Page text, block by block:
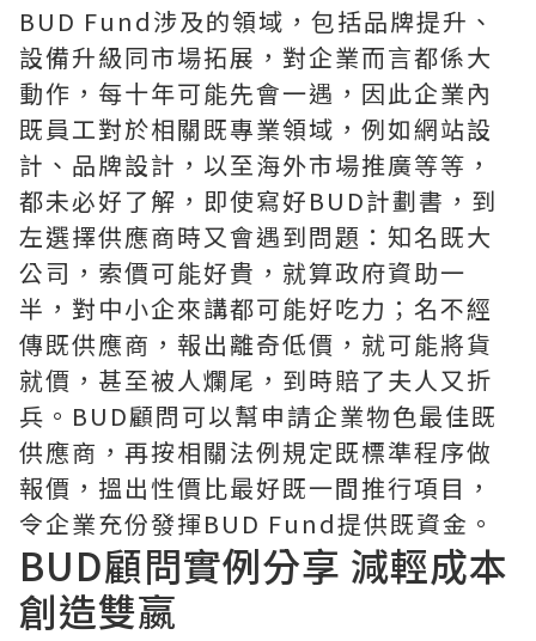
BUD Fund涉及的領域，包括品牌提升、
設備升級同市場拓展，對企業而言都係大
動作，每十年可能先會一遇，因此企業內
既員工對於相關既專業領域，例如網站設
計、品牌設計，以至海外市場推廣等等，
都未必好了解，即使寫好BUD計劃書，到
左選擇供應商時又會遇到問題：知名既大
公司，索價可能好貴，就算政府資助一
半，對中小企來講都可能好吃力；名不經
傳既供應商，報出離奇低價，就可能將貨
就價，甚至被人爛尾，到時賠了夫人又折
兵。BUD顧問可以幫申請企業物色最佳既
供應商，再按相關法例規定既標準程序做
報價，搵出性價比最好既一間推行項目，
令企業充份發揮BUD Fund提供既資金。
BUD顧問實例分享 減輕成本
創造雙嬴